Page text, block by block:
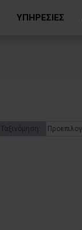
ΥΠΗΡΕΣΙΕΣ
Ταξινόμηση: